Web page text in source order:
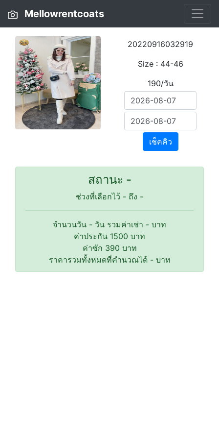
Mellowrentcoats
20220916032919
Size : 44-46
190/วัน
เช็คคิว
สถานะ -
ช่วงที่เลือกไว้ - ถึง -
จำนวนวัน - วัน รวมค่าเช่า - บาท
ค่าประกัน 1500 บาท
ค่าซัก 390 บาท
ราคารวมทั้งหมดที่คำนวณได้ -บาท